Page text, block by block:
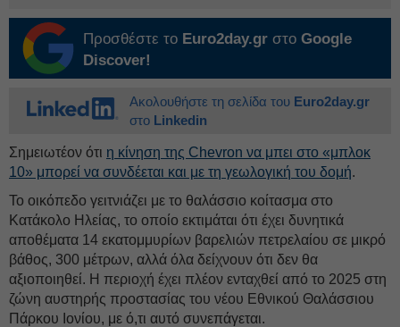
Προσθέστε το Euro2day.gr στο Google
Discover!
Ακολουθήστε τη σελίδα του Euro2day.gr
στο Linkedin
Σημειωτέον ότι η κίνηση της Chevron να μπει στο «μπλοκ
10» μπορεί να συνδέεται και με τη γεωλογική του δομή.
Το οικόπεδο γειτνιάζει με το θαλάσσιο κοίτασμα στο
Κατάκολο Ηλείας, το οποίο εκτιμάται ότι έχει δυνητικά
αποθέματα 14 εκατομμυρίων βαρελιών πετρελαίου σε μικρό
βάθος, 300 μέτρων, αλλά όλα δείχνουν ότι δεν θα
αξιοποιηθεί. Η περιοχή έχει πλέον ενταχθεί από το 2025 στη
ζώνη αυστηρής προστασίας του νέου Εθνικού Θαλάσσιου
Πάρκου Ιονίου, με ό,τι αυτό συνεπάγεται.